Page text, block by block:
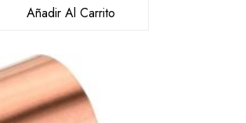
Añadir Al Carrito